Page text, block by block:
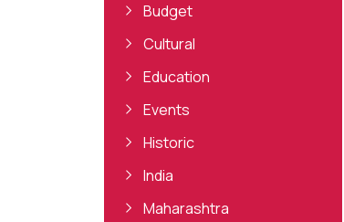
Budget
Cultural
Education
Events
Historic
India
Maharashtra